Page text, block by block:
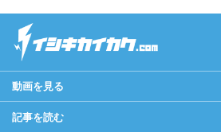
動画を見る
記事を読む